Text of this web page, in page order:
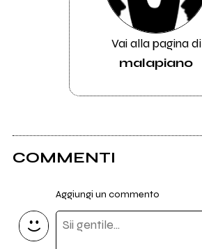
Vai alla pagina di
malapiano
COMMENTI
Aggiungi un commento